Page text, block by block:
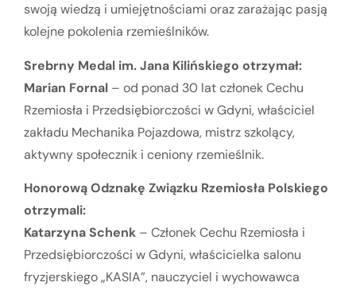
swoją wiedzą i umiejętnościami oraz zarażając pasją
kolejne pokolenia rzemieślników.
Srebrny Medal im. Jana Kilińskiego otrzymał:
Marian Fornal – od ponad 30 lat członek Cechu
Rzemiosła i Przedsiębiorczości w Gdyni, właściciel
zakładu Mechanika Pojazdowa, mistrz szkolący,
aktywny społecznik i ceniony rzemieślnik.
Honorową Odznakę Związku Rzemiosła Polskiego
otrzymali:
Katarzyna Schenk – Członek Cechu Rzemiosła i
Przedsiębiorczości w Gdyni, właścicielka salonu
fryzjerskiego „KASIA”, nauczyciel i wychowawca